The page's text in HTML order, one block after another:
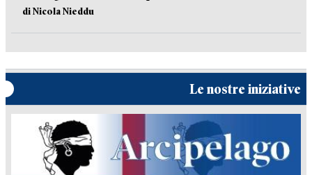
di Nicola Nieddu
Le nostre iniziative